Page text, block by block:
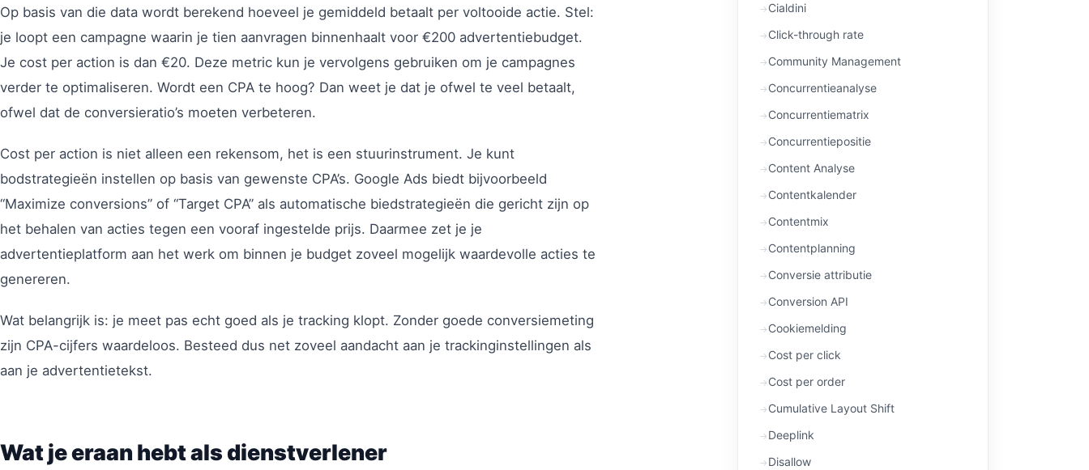
Op basis van die data wordt berekend hoeveel je gemiddeld betaalt per voltooide actie. Stel:
je loopt een campagne waarin je tien aanvragen binnenhaalt voor €200 advertentiebudget.
Je cost per action is dan €20. Deze metric kun je vervolgens gebruiken om je campagnes
verder te optimaliseren. Wordt een CPA te hoog? Dan weet je dat je ofwel te veel betaalt,
ofwel dat de conversieratio’s moeten verbeteren.
Cost per action is niet alleen een rekensom, het is een stuurinstrument. Je kunt
bodstrategieën instellen op basis van gewenste CPA’s. Google Ads biedt bijvoorbeeld
“Maximize conversions” of “Target CPA” als automatische biedstrategieën die gericht zijn op
het behalen van acties tegen een vooraf ingestelde prijs. Daarmee zet je je
advertentieplatform aan het werk om binnen je budget zoveel mogelijk waardevolle acties te
genereren.
Wat belangrijk is: je meet pas echt goed als je tracking klopt. Zonder goede conversiemeting
zijn CPA-cijfers waardeloos. Besteed dus net zoveel aandacht aan je trackinginstellingen als
aan je advertentietekst.
Wat je eraan hebt als dienstverlener
Cialdini
Click-through rate
Community Management
Concurrentieanalyse
Concurrentiematrix
Concurrentiepositie
Content Analyse
Contentkalender
Contentmix
Contentplanning
Conversie attributie
Conversion API
Cookiemelding
Cost per click
Cost per order
Cumulative Layout Shift
Deeplink
Disallow